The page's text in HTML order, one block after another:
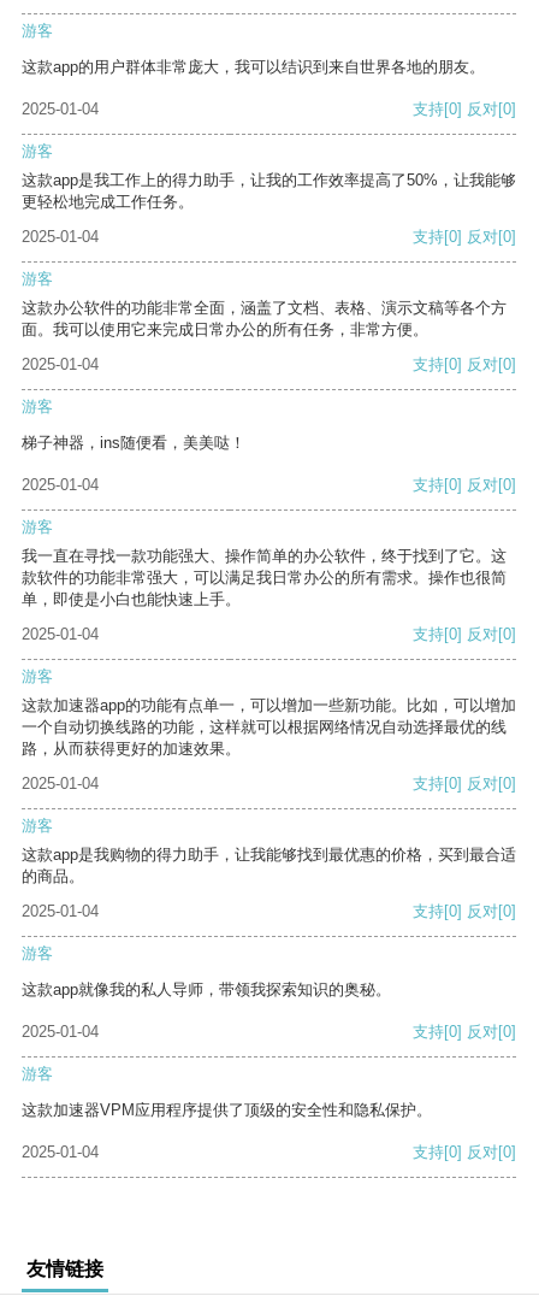
游客
这款app的用户群体非常庞大，我可以结识到来自世界各地的朋友。
2025-01-04 支持[0] 反对[0]
游客
这款app是我工作上的得力助手，让我的工作效率提高了50%，让我能够
更轻松地完成工作任务。
2025-01-04
支持[0] 反对[0]
游客
这款办公软件的功能非常全面，涵盖了文档、表格、演示文稿等各个方
面。我可以使用它来完成日常办公的所有任务，非常方便。
2025-01-04
支持[0] 反对[0]
游客
梯子神器，ins随便看，美美哒！
2025-01-04 支持[0] 反对[0]
游客
我一直在寻找一款功能强大、操作简单的办公软件，终于找到了它。这
款软件的功能非常强大，可以满足我日常办公的所有需求。操作也很简
单，即使是小白也能快速上手。
2025-01-04
支持[0] 反对[0]
游客
这款加速器app的功能有点单一，可以增加一些新功能。比如，可以增加
一个自动切换线路的功能，这样就可以根据网络情况自动选择最优的线
路，从而获得更好的加速效果。
2025-01-04
支持[0] 反对[0]
游客
这款app是我购物的得力助手，让我能够找到最优惠的价格，买到最合适
的商品。
2025-01-04
支持[0] 反对[0]
游客
这款app就像我的私人导师，带领我探索知识的奥秘。
2025-01-04 支持[0] 反对[0]
游客
这款加速器VPM应用程序提供了顶级的安全性和隐私保护。
2025-01-04 支持[0] 反对[0]
友情链接